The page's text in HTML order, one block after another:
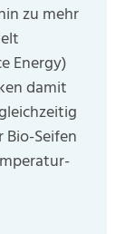
zu mehr
Energy)
damit
Seifen